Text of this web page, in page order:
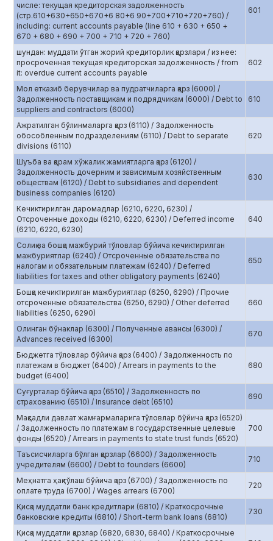
числе: текущая кредиторская задолженность
(стр.610+630+650+670+6 80+6 90+700+710+720+760) /
including: current accounts payable (line 610 + 630 + 650 +
670 + 680 + 690 + 700 + 710 + 720 + 760)
601
шундан: муддати ўтган жорий кредиторлик қарзлари / из нее:
просроченная текущая кредиторская задолженность / from
it: overdue current accounts payable
602
Мол етказиб берувчилар ва пудратчиларга қарз (6000) /
Задолженность поставщикам и подрядчикам (6000) / Debt to
suppliers and contractors (6000)
610
Ажратилган бўлинмаларга қарз (6110) / Задолженность
обособленным подразделениям (6110) / Debt to separate
divisions (6110)
620
Шуъба ва қарам хўжалик жамиятларга қарз (6120) /
Задолженность дочерним и зависимым хозяйственным
обществам (6120) / Debt to subsidiaries and dependent
business companies (6120)
630
Кечиктирилган даромадлар (6210, 6220, 6230) /
Отсроченные доходы (6210, 6220, 6230) / Deferred income
(6210, 6220, 6230)
640
Солиқ ва бошқа мажбурий тўловлар бўйича кечиктирилган
мажбуриятлар (6240) / Отсроченные обязательства по
налогам и обязательным платежам (6240) / Deferred
liabilities for taxes and other obligatory payments (6240)
650
Бошқа кечиктирилган мажбуриятлар (6250, 6290) / Прочие
отсроченные обязательства (6250, 6290) / Other deferred
liabilities (6250, 6290)
660
Олинган бўнаклар (6300) / Полученные авансы (6300) /
Advances received (6300)
670
Бюджетга тўловлар бўйича қарз (6400) / Задолженность по
платежам в бюджет (6400) / Arrears in payments to the
budget (6400)
680
Суғурталар бўйича қарз (6510) / Задолженность по
страхованию (6510) / Insurance debt (6510)
690
Мақсадли давлат жамғармаларига тўловлар бўйича қарз (6520)
/ Задолженность по платежам в государственные целевые
фонды (6520) / Arrears in payments to state trust funds (6520)
700
Таъсисчиларга бўлган қарзлар (6600) / Задолженность
учредителям (6600) / Debt to founders (6600)
710
Меҳнатга ҳақ тўлаш бўйича қарз (6700) / Задолженность по
оплате труда (6700) / Wages arrears (6700)
720
Қисқа муддатли банк кредитлари (6810) / Краткосрочные
банковские кредиты (6810) / Short-term bank loans (6810)
730
Қисқа муддатли қарзлар (6820, 6830, 6840) / Краткосрочные